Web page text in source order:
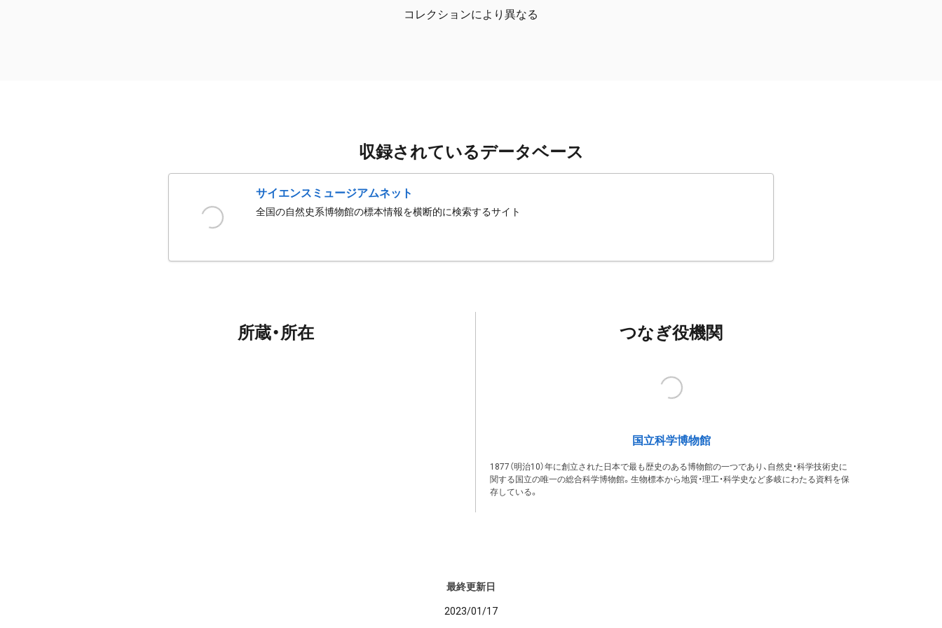
コレクションにより異なる
収録されているデータベース
サイエンスミュージアムネット
全国の自然史系博物館の標本情報を横断的に検索するサイト
所蔵・所在 つなぎ役機関
国立科学博物館
1877（明治10）年に創立された日本で最も歴史のある博物館の一つであり、自然史・科学技術史に
関する国立の唯一の総合科学博物館。生物標本から地質・理工・科学史など多岐にわたる資料を保
存している。
最終更新日
2023/01/17